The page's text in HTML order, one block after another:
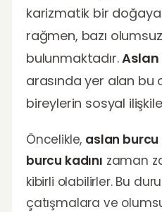
karizmatik bir
rağmen, bazı
bulunmaktadır.Aslan
arasında yer alan bu
bireylerin sosyal
Öncelikle, aslan burcu
burcu kadını zaman
kibirli olabilirler. Bu
çatışmalara ve